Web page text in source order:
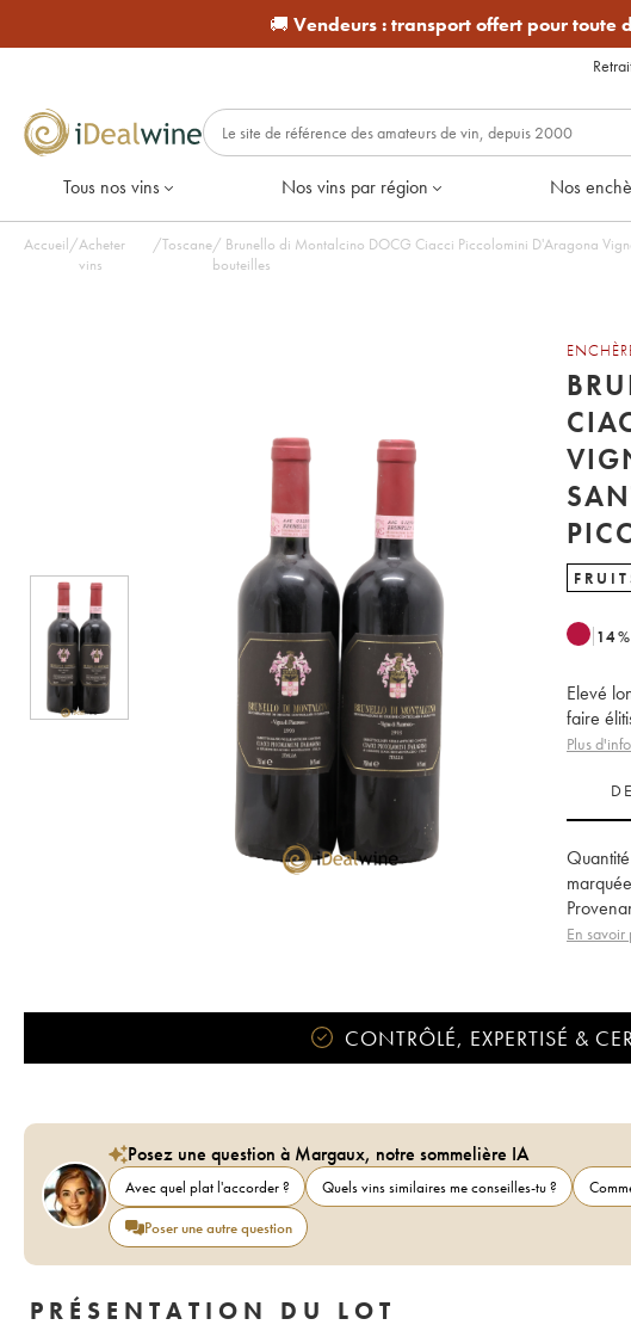
🚚 Vendeurs :transport offert pour toute
Tous nos vins Nos vins par région Nos
Accueil/Acheter
vins
/Toscane/ Brunello di Montalcino DOCG Ciacci Piccolomini D'Aragona
bouteilles
14%
Elevé
faire
Plus
En savoir
CONTRÔLÉ, EXPERTISÉ &
Posez une question à Margaux, notre sommelière IA
Avec quel plat l'accorder ? Quels vins similaires me conseilles-tu ?
Poser une autre question
PRÉSENTATION DU LOT